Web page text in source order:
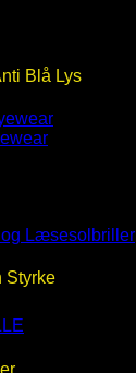
Blå Lys
Læsesolbriller
Styrke